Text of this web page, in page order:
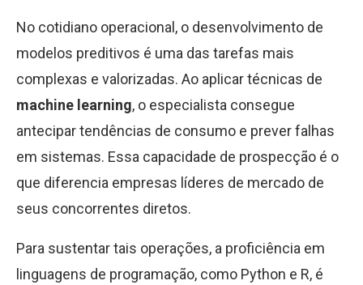
No cotidiano operacional, o desenvolvimento de
modelos preditivos é uma das tarefas mais
complexas e valorizadas. Ao aplicar técnicas de
machine learning, o especialista consegue
antecipar tendências de consumo e prever falhas
em sistemas. Essa capacidade de prospecção é o
que diferencia empresas líderes de mercado de
seus concorrentes diretos.
Para sustentar tais operações, a proficiência em
linguagens de programação, como Python e R, é